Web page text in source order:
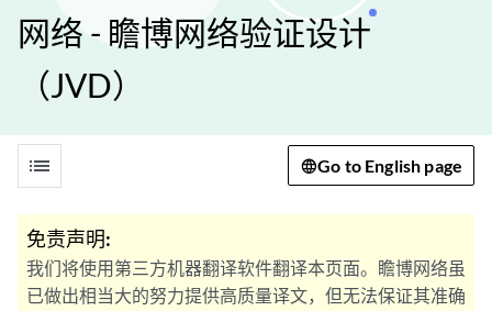
网络 - 瞻博网络验证设计
（JVD）
list Go to English page
免责声明:
我们将使用第三方机器翻译软件翻译本页面。瞻博网络虽
已做出相当大的努力提供高质量译文，但无法保证其准确